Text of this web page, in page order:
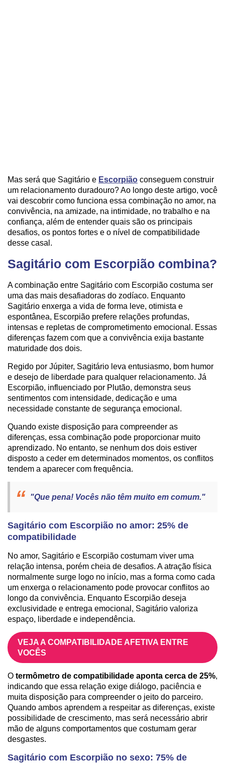
Mas será que Sagitário e Escorpião conseguem construir
um relacionamento duradouro? Ao longo deste artigo, você
vai descobrir como funciona essa combinação no amor, na
convivência, na amizade, na intimidade, no trabalho e na
confiança, além de entender quais são os principais
desafios, os pontos fortes e o nível de compatibilidade
desse casal.
Sagitário com Escorpião combina?
A combinação entre Sagitário com Escorpião costuma ser
uma das mais desafiadoras do zodíaco. Enquanto
Sagitário enxerga a vida de forma leve, otimista e
espontânea, Escorpião prefere relações profundas,
intensas e repletas de comprometimento emocional. Essas
diferenças fazem com que a convivência exija bastante
maturidade dos dois.
Regido por Júpiter, Sagitário leva entusiasmo, bom humor
e desejo de liberdade para qualquer relacionamento. Já
Escorpião, influenciado por Plutão, demonstra seus
sentimentos com intensidade, dedicação e uma
necessidade constante de segurança emocional.
Quando existe disposição para compreender as
diferenças, essa combinação pode proporcionar muito
aprendizado. No entanto, se nenhum dos dois estiver
disposto a ceder em determinados momentos, os conflitos
tendem a aparecer com frequência.
"Que pena! Vocês não têm muito em comum."
Sagitário com Escorpião no amor: 25% de
compatibilidade
No amor, Sagitário e Escorpião costumam viver uma
relação intensa, porém cheia de desafios. A atração física
normalmente surge logo no início, mas a forma como cada
um enxerga o relacionamento pode provocar conflitos ao
longo da convivência. Enquanto Escorpião deseja
exclusividade e entrega emocional, Sagitário valoriza
espaço, liberdade e independência.
VEJA A COMPATIBILIDADE AFETIVA ENTRE
VOCÊS
O termômetro de compatibilidade aponta cerca de 25%,
indicando que essa relação exige diálogo, paciência e
muita disposição para compreender o jeito do parceiro.
Quando ambos aprendem a respeitar as diferenças, existe
possibilidade de crescimento, mas será necessário abrir
mão de alguns comportamentos que costumam gerar
desgastes.
Sagitário com Escorpião no sexo: 75% de